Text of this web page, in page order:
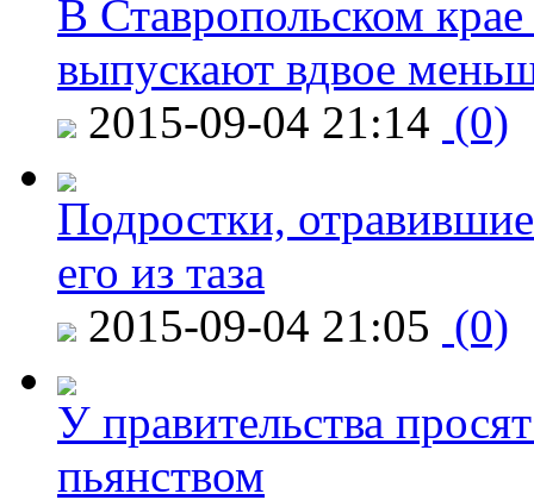
В Ставропольском
выпускают вдвое
2015-09-04 21:14 (0)
Подростки,
его из таза
2015-09-04 21:05 (0)
У правительства
пьянством